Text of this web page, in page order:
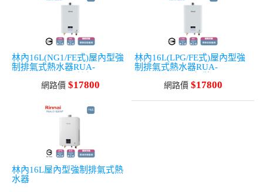
林內16L(NG1/FE式)屋內型強
制排氣式熱水器RUA-
網路價 $17800
林內16L(LPG/FE式)屋內型強
制排氣式熱水器RUA-
網路價 $17800
林內16L屋內型強制排氣式熱
水器